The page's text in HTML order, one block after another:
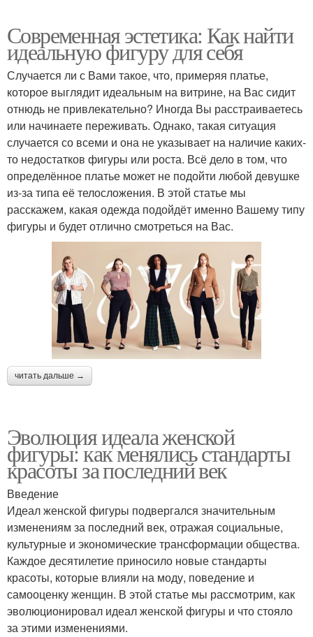
Современная эстетика: Как найти
идеальную фигуру для себя
Случается ли с Вами такое, что, примеряя платье,
которое выглядит идеальным на витрине, на Вас сидит
отнюдь не привлекательно? Иногда Вы расстраиваетесь
или начинаете переживать. Однако, такая ситуация
случается со всеми и она не указывает на наличие каких-
то недостатков фигуры или роста. Всё дело в том, что
определённое платье может не подойти любой девушке
из-за типа её телосложения. В этой статье мы
расскажем, какая одежда подойдёт именно Вашему типу
фигуры и будет отлично смотреться на Вас.
читать дальше →
Эволюция идеала женской
фигуры: как менялись стандарты
красоты за последний век
Введение
Идеал женской фигуры подвергался значительным
изменениям за последний век, отражая социальные,
культурные и экономические трансформации общества.
Каждое десятилетие приносило новые стандарты
красоты, которые влияли на моду, поведение и
самооценку женщин. В этой статье мы рассмотрим, как
эволюционировал идеал женской фигуры и что стояло
за этими изменениями.